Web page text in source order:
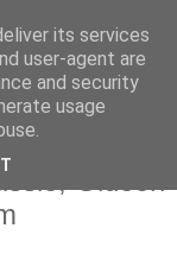
Gideon
its services
user-agent are
and security
usage